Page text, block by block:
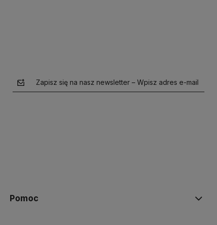
Zapisz się na nasz newsletter – Wpisz adres e-mail
Pomoc